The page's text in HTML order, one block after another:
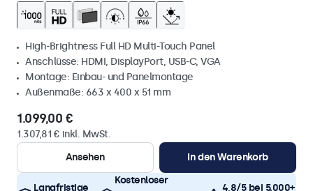
High-Brightness Full HD Multi-Touch Panel
Anschlüsse: HDMI, DisplayPort, USB-C, VGA
Montage: Einbau- und Panelmontage
Außenmaße: 663 x 400 x 51 mm
1.099,00 €
1.307,81 € inkl. MwSt.
Ansehen
In den Warenkorb
Langfristige
Kostenloser
4,8/5 bei 5.000+